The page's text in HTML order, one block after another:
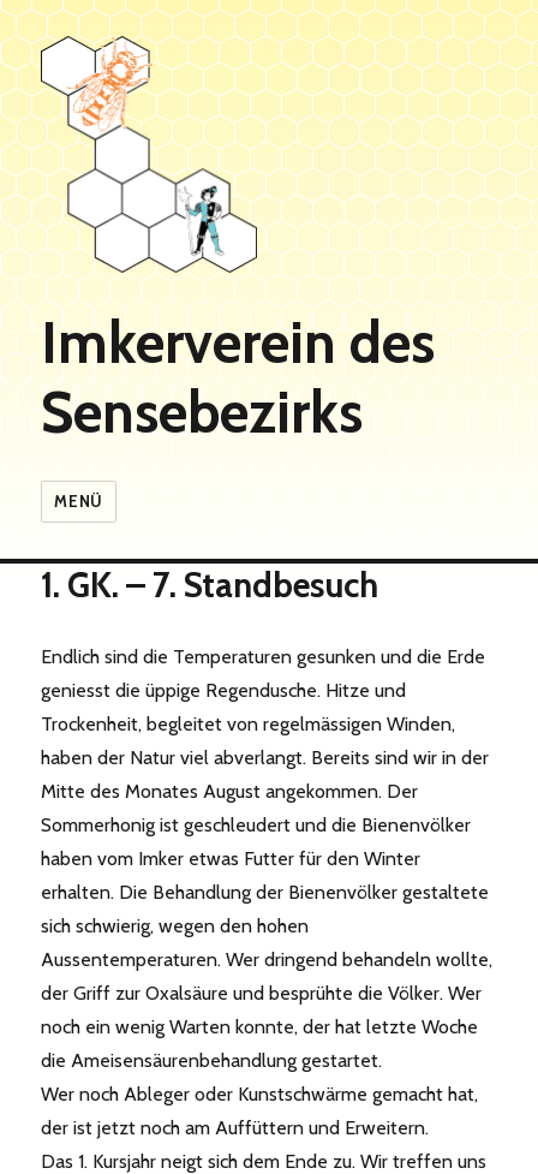
Imkerverein des
Sensebezirks
MENÜ
1. GK. – 7. Standbesuch
Endlich sind die Temperaturen gesunken und die Erde
geniesst die üppige Regendusche. Hitze und
Trockenheit, begleitet von regelmässigen Winden,
haben der Natur viel abverlangt. Bereits sind wir in der
Mitte des Monates August angekommen. Der
Sommerhonig ist geschleudert und die Bienenvölker
haben vom Imker etwas Futter für den Winter
erhalten. Die Behandlung der Bienenvölker gestaltete
sich schwierig, wegen den hohen
Aussentemperaturen. Wer dringend behandeln wollte,
der Griff zur Oxalsäure und besprühte die Völker. Wer
noch ein wenig Warten konnte, der hat letzte Woche
die Ameisensäurenbehandlung gestartet.
Wer noch Ableger oder Kunstschwärme gemacht hat,
der ist jetzt noch am Auffüttern und Erweitern.
Das 1. Kursjahr neigt sich dem Ende zu. Wir treffen uns